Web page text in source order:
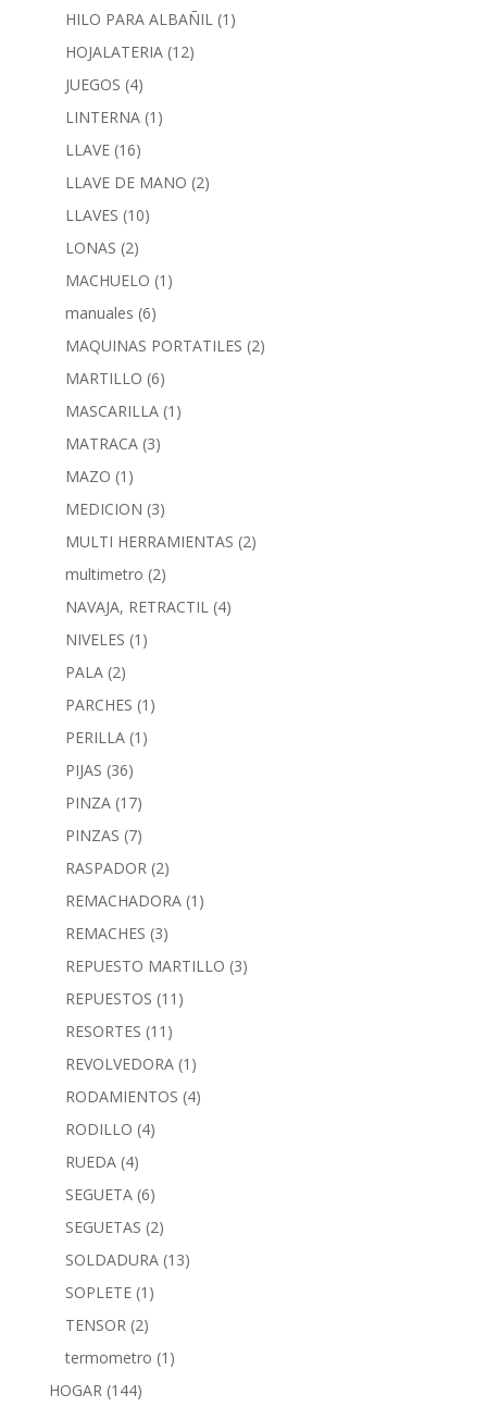
HILO PARA ALBAÑIL (1)
HOJALATERIA (12)
JUEGOS (4)
LINTERNA (1)
LLAVE (16)
LLAVE DE MANO (2)
LLAVES (10)
LONAS (2)
MACHUELO (1)
manuales (6)
MAQUINAS PORTATILES (2)
MARTILLO (6)
MASCARILLA (1)
MATRACA (3)
MAZO (1)
MEDICION (3)
MULTI HERRAMIENTAS (2)
multimetro (2)
NAVAJA, RETRACTIL (4)
NIVELES (1)
PALA (2)
PARCHES (1)
PERILLA (1)
PIJAS (36)
PINZA (17)
PINZAS (7)
RASPADOR (2)
REMACHADORA (1)
REMACHES (3)
REPUESTO MARTILLO (3)
REPUESTOS (11)
RESORTES (11)
REVOLVEDORA (1)
RODAMIENTOS (4)
RODILLO (4)
RUEDA (4)
SEGUETA (6)
SEGUETAS (2)
SOLDADURA (13)
SOPLETE (1)
TENSOR (2)
termometro (1)
HOGAR (144)